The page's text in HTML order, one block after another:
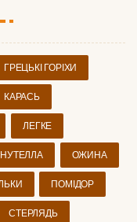
ГРЕЦЬКІ ГОРІХИ
КАРАСЬ
ЛЕГКЕ
НУТЕЛЛА ОЖИНА
ПОМІДОР
СТЕРЛЯДЬ